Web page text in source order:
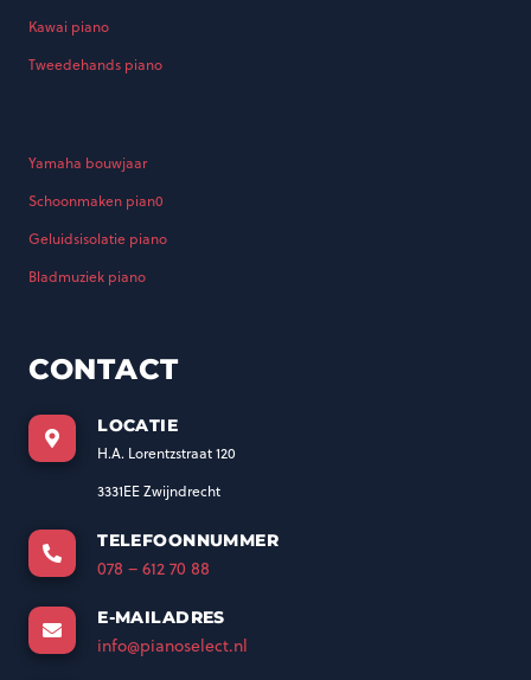
Kawai piano
Tweedehands piano
Yamaha bouwjaar
Schoonmaken pian0
Geluidsisolatie piano
Bladmuziek piano
CONTACT
LOCATIE
H.A. Lorentzstraat 120
3331EE Zwijndrecht
TELEFOONNUMMER
078 – 612 70 88
E-MAILADRES
info@pianoselect.nl